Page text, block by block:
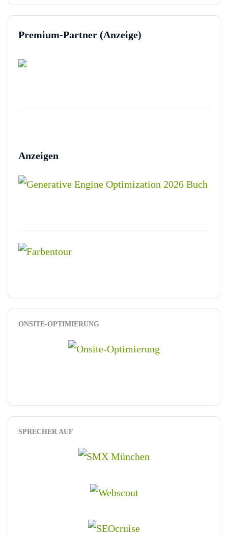
Premium-Partner (Anzeige)
Anzeigen
ONSITE-OPTIMIERUNG
SPRECHER AUF